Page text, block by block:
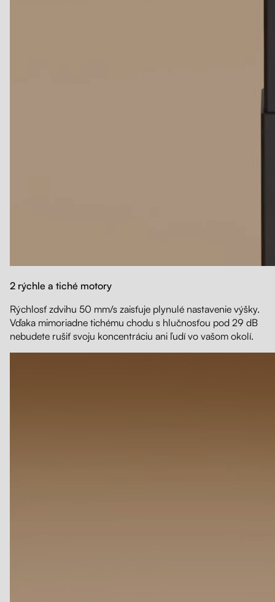
2 rýchle a tiché motory
Rýchlosť zdvihu 50 mm/s zaisťuje plynulé nastavenie výšky.
Vďaka mimoriadne tichému chodu s hlučnosťou pod 29 dB
nebudete rušiť svoju koncentráciu ani ľudí vo vašom okolí.